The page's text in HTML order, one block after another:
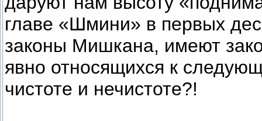
главе «Шмини» в первых
законы Мишкана, имеют
явно относящихся к
чистоте и нечистоте?!